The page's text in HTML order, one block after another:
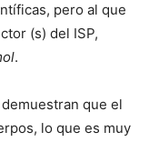
pero al que
(s) del ISP,
.
que el
lo que es muy